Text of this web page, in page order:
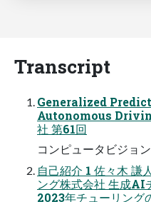
Transcript
Generalized
Autonomous
社 第61回
コンピュータビジョ
⾃⼰紹介 1 佐々⽊
ング株式会社 ⽣成AI
2023年チューリング